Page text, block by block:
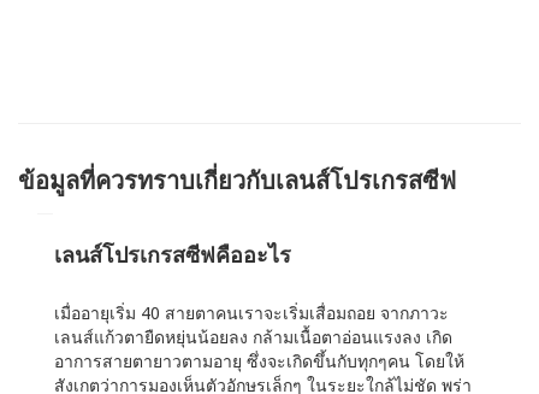
ข้อมูลที่ควรทราบเกี่ยวกับเลนส์โปรเกรสซีฟ
เลนส์โปรเกรสซีฟคืออะไร
เมื่ออายุเริ่ม 40 สายตาคนเราจะเริ่มเสื่อมถอย จากภาวะ
เลนส์แก้วตายืดหยุ่นน้อยลง กล้ามเนื้อตาอ่อนแรงลง เกิด
อาการสายตายาวตามอายุ ซึ่งจะเกิดขึ้นกับทุกๆคน โดยให้
สังเกตว่าการมองเห็นตัวอักษรเล็กๆ ในระยะใกล้ไม่ชัด พร่า